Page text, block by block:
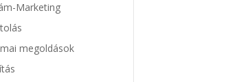
Marketing
megoldások